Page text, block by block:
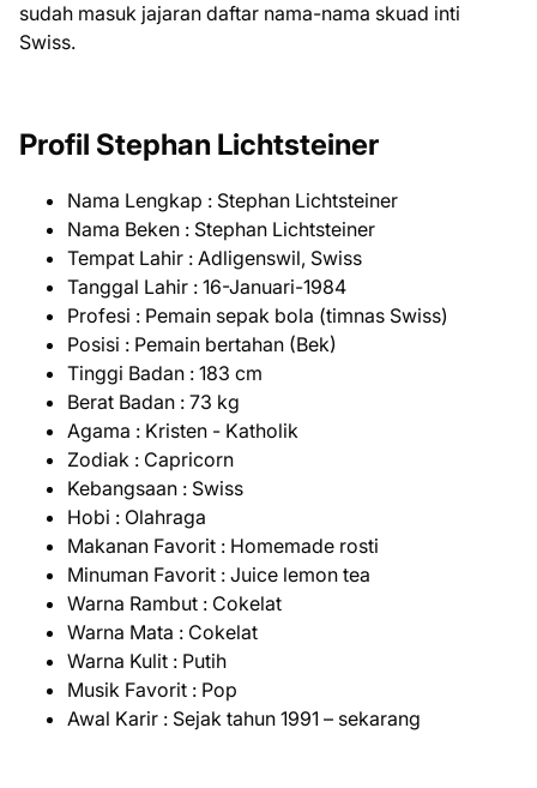
sudah masuk jajaran daftar nama-nama skuad inti
Swiss.
Profil Stephan Lichtsteiner
Nama Lengkap : Stephan Lichtsteiner
Nama Beken : Stephan Lichtsteiner
Tempat Lahir : Adligenswil, Swiss
Tanggal Lahir : 16-Januari-1984
Profesi : Pemain sepak bola (timnas Swiss)
Posisi : Pemain bertahan (Bek)
Tinggi Badan : 183 cm
Berat Badan : 73 kg
Agama : Kristen - Katholik
Zodiak : Capricorn
Kebangsaan : Swiss
Hobi : Olahraga
Makanan Favorit : Homemade rosti
Minuman Favorit : Juice lemon tea
Warna Rambut : Cokelat
Warna Mata : Cokelat
Warna Kulit : Putih
Musik Favorit : Pop
Awal Karir : Sejak tahun 1991 – sekarang